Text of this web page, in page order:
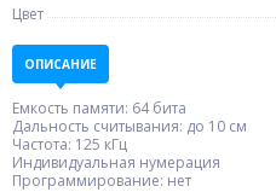
Цвет
ОПИСАНИЕ
Емкость памяти: 64 бита
Дальность считывания: до 10 см
Частота: 125 кГц
Индивидуальная нумерация
Программирование: нет